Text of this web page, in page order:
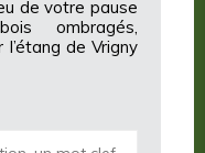
de votre pause
ombragés,
de Vrigny